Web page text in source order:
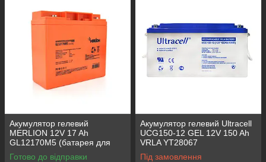
Акумулятор гелевий
MERLION 12V 17 Ah
GL12170M5 (батарея для
ДБЖ)
Готово до відправки
Акумулятор гелевий Ultracell
UCG150-12 GEL 12V 150 Ah
VRLA YT28067
Під замовлення